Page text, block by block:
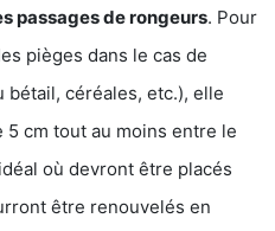
passages de rongeurs. Pour
pièges dans le cas de
bétail, céréales, etc.), elle
cm tout au moins entre le
où devront être placés
être renouvelés en